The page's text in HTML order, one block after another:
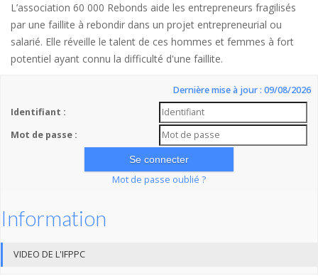
L’association 60 000 Rebonds aide les entrepreneurs fragilisés
par une faillite à rebondir dans un projet entrepreneurial ou
salarié. Elle réveille le talent de ces hommes et femmes à fort
potentiel ayant connu la difficulté d'une faillite.
Dernière mise à jour : 09/08/2026
Identifiant :
Mot de passe :
Mot de passe oublié ?
Information
VIDEO DE L'IFPPC